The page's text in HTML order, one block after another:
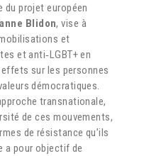
du projet européen
Blidon, vise à
et
et anti‑LGBT+en
effets sur les personnes
démocratiques.
transnationale,
de ces mouvements,
de résistance qu’ils
a pour objectif de